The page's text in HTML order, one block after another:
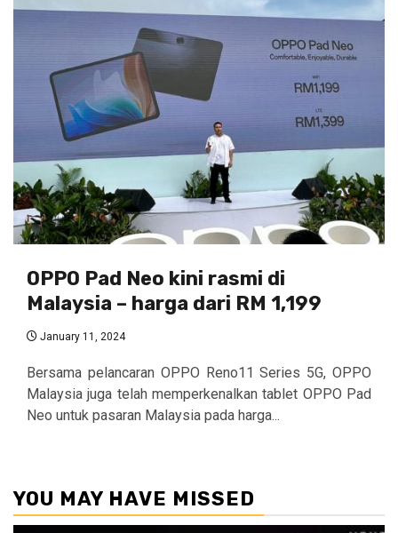
OPPO Pad Neo kini rasmi di
Malaysia – harga dari RM 1,199
January 11, 2024
Bersama pelancaran OPPO Reno11 Series 5G, OPPO
Malaysia juga telah memperkenalkan tablet OPPO Pad
Neo untuk pasaran Malaysia pada harga...
YOU MAY HAVE MISSED